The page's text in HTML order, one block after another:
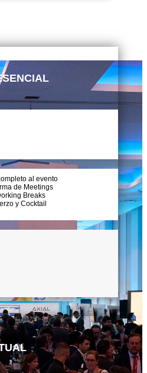
al evento
de Meetings
Breaks
y Cocktail